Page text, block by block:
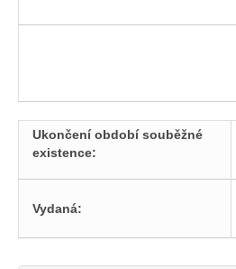
Ukončení období souběžné
existence:
Vydaná: